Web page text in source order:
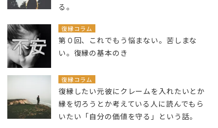
る。
復縁コラム
第０回、これでもう悩まない。苦しまな
い。復縁の基本のき
復縁コラム
復縁したい元彼にクレームを入れたいとか
縁を切ろうとか考えている人に読んでもら
いたい「自分の価値を守る」という話。